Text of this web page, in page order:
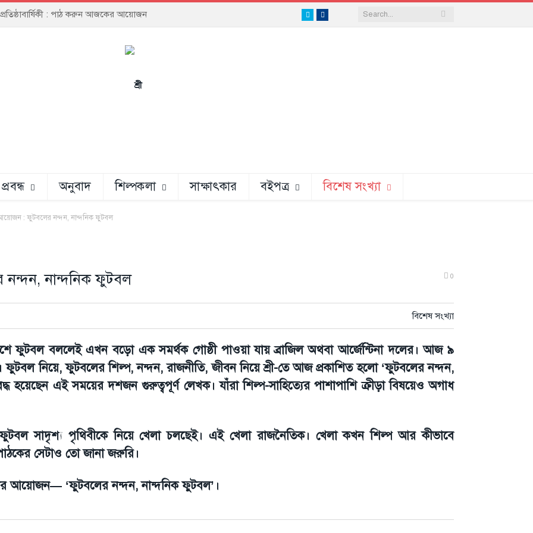
প্রতিষ্ঠাবার্ষিকী : পাঠ করুন আজকের আয়োজন TwitterFacebook
প্রবন্ধ অনুবাদ শিল্পকলা সাক্ষাৎকার বইপত্র বিশেষ সংখ্যা
আয়োজন : ফুটবলের নন্দন, নান্দনিক ফুটবল
নান্দনিক ফুটবল 0
বিশেষ সংখ্যা
ফুটবল বললেই এখন বড়ো এক সমর্থক গোষ্ঠী পাওয়া যায় ব্রাজিল অথবা আর্জেন্টিনা দলের। আজ ৯
নিয়ে, ফুটবলের শিল্প, নন্দন, রাজনীতি, জীবন নিয়ে শ্রী-তে আজ প্রকাশিত হলো ‘ফুটবলের নন্দন,
হয়েছেন এই সময়ের দশজন গুরুত্বপূর্ণ লেখক। যাঁরা শিল্প-সাহিত্যের পাশাপাশি ক্রীড়া বিষয়েও অগাধ
সাদৃশ্য পৃথিবীকে নিয়ে খেলা চলছেই। এই খেলা রাজনৈতিক। খেলা কখন শিল্প আর কীভাবে
সেটাও তো জানা জরুরি।
আয়োজন— ‘ফুটবলের নন্দন, নান্দনিক ফুটবল’।